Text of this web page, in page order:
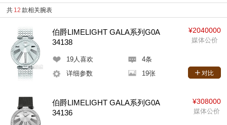
共 12 款相关腕表
伯爵LIMELIGHT GALA系列G0A
34138
19人喜欢
4条
详细参数
19张
¥2040000
媒体公价
对比
伯爵LIMELIGHT GALA系列G0A
34136
¥308000
媒体公价